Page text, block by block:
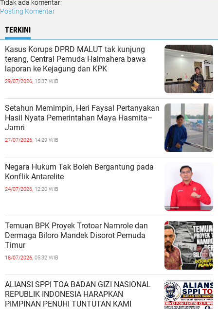
Tidak ada komentar:
Posting Komentar
TERKINI
Kasus Korups DPRD MALUT tak kunjung
terang, Central Pemuda Halmahera bawa
laporan ke Kejagung dan KPK
29/07/2026, 15:37 WIB
Setahun Memimpin, Heri Faysal Pertanyakan
Hasil Nyata Pemerintahan Maya Hasmita–
Jamri
27/07/2026, 14:29 WIB
Negara Hukum Tak Boleh Bergantung pada
Konflik Antarelite
24/07/2026, 12:20 WIB
Temuan BPK Proyek Trotoar Namrole dan
Dermaga Biloro Mandek Disorot Pemuda
Timur
18/07/2026, 05:32 WIB
ALIANSI SPPI TOA BADAN GIZI NASIONAL
REPUBLIK INDONESIA HARAPKAN
PIMPINAN PENUHI TUNTUTAN KAMI